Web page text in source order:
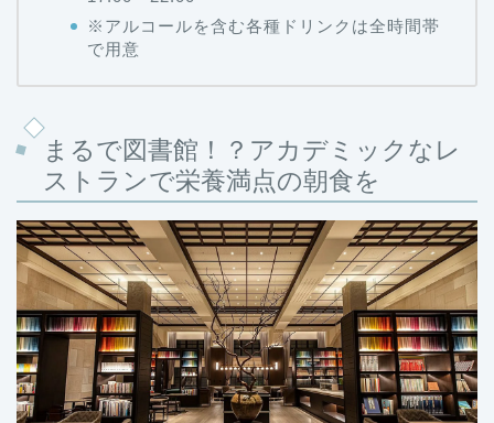
※アルコールを含む各種ドリンクは全時間帯
で用意
まるで図書館！？アカデミックなレ
ストランで栄養満点の朝食を